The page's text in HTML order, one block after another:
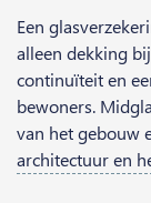
Een
alleen dekking
continuïteit en
bewoners.
van het gebouw
architectuur en